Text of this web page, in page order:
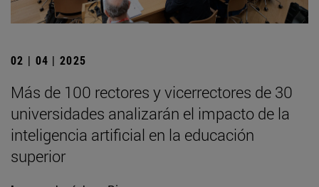
02 | 04 | 2025
Más de 100 rectores y vicerrectores de 30
universidades analizarán el impacto de la
inteligencia artificial en la educación
superior